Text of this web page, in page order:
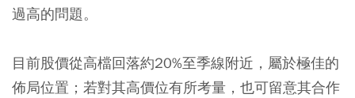
過高的問題。
目前股價從高檔回落約20%至季線附近，屬於極佳的
佈局位置；若對其高價位有所考量，也可留意其合作